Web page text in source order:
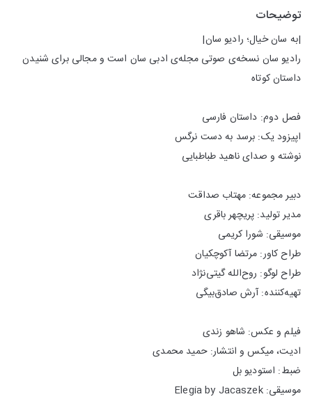
توضیحات
|به سان خیال؛ رادیو سان|
رادیو سان نسخه‌ی صوتی مجله‌ی ادبی سان است و مجالی برای شنیدن
داستان کوتاه
فصل دوم: داستان فارسی
اپیزود یک: برسد به دست نرگس
نوشته و صدای ناهید طباطبایی
دبیر مجموعه: مهتاب صداقت
مدیر تولید: پریچهر باقری
موسیقی: شورا کریمی
طراح کاور: مرتضا آکوچکیان
طراح لوگو: روح‌الله گیتی‌نژاد
تهیه‌کننده: آرش صادق‌بیگی
فیلم و عکس: شاهو زندی
ادیت، میکس و انتشار: حمید محمدی
ضبط: استودیو بل
موسیقی: Elegia by Jacaszek